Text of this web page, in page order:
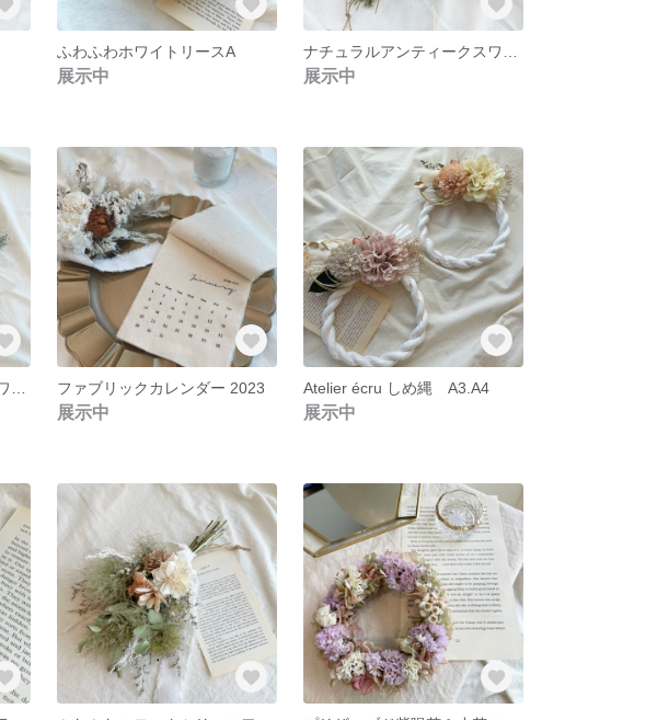
ふわふわホワイトリースA
展示中 展示中
ファブリックカレンダー 2023
展示中
Atelier écru しめ縄 A3.A4
展示中